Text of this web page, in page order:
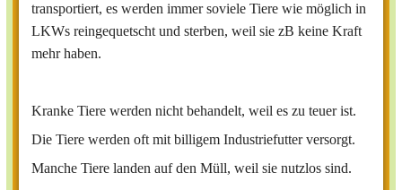
transportiert, es werden immer soviele Tiere wie möglich in
LKWs reingequetscht und sterben, weil sie zB keine Kraft
mehr haben.
Kranke Tiere werden nicht behandelt, weil es zu teuer ist.
Die Tiere werden oft mit billigem Industriefutter versorgt.
Manche Tiere landen auf den Müll, weil sie nutzlos sind.